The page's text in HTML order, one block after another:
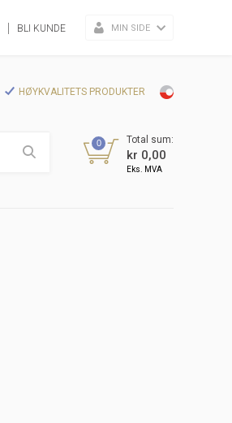
BLI KUNDE MIN SIDE
HØYKVALITETS PRODUKTER
0 Total sum:
kr 0,00
Eks. MVA